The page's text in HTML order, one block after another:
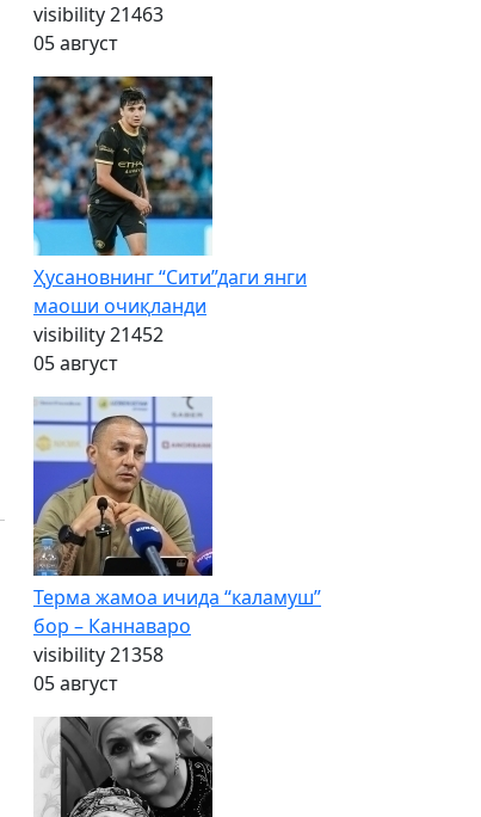
visibility21463
05 август
Ҳусановнинг “Сити”даги янги
маоши очиқланди
visibility21452
05 август
Терма жамоа ичида “каламуш”
бор – Каннаваро
visibility21358
05 август